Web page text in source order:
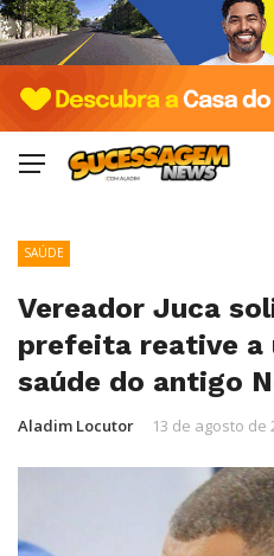
SAÚDE
Vereador Juca
prefeita reative a
saúde do antigo
Aladim Locutor 13 de agosto de